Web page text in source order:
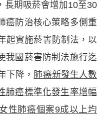
長期吸菸會增加10至30
癌防治核心策略多側重
起實施菸害防制法，以
我國菸害防制法施行迄
下降， 肺癌新發生人數
肺癌標準化發生率增幅
性肺癌個案9成以上均